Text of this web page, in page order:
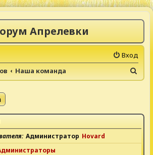
Апрелевки
Вход
Наша команда
о
Администратор Hovard